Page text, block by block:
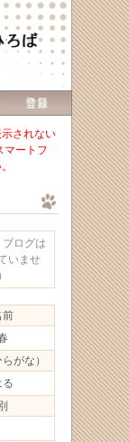
されない
マートフ
ブログは
いませ
前
がな）
る